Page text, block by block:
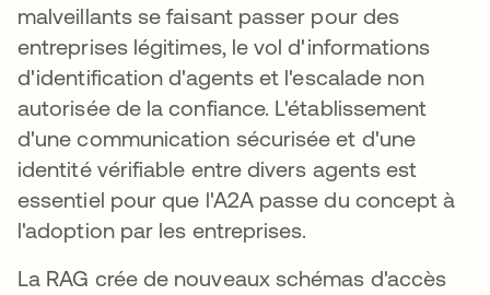
malveillants se faisant passer pour des
entreprises légitimes, le vol d'informations
d'identification d'agents et l'escalade non
autorisée de la confiance. L'établissement
d'une communication sécurisée et d'une
identité vérifiable entre divers agents est
essentiel pour que l'A2A passe du concept à
l'adoption par les entreprises.
La RAG crée de nouveaux schémas d'accès